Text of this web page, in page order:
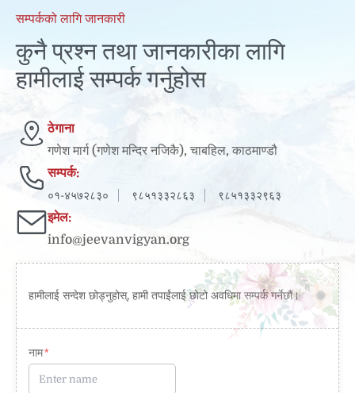
सम्पर्कको लागि जानकारी
कुनै प्रश्न तथा जानकारीका लागि
हामीलाई सम्पर्क गर्नुहोस
ठेगाना
गणेश मार्ग (गणेश मन्दिर नजिकै), चाबहिल, काठमाण्डौ
सम्पर्क:
०१-४५७२८३० ९८५१३३२८६३ ९८५१३३२९६३
इमेल:
info@jeevanvigyan.org
हामीलाई सन्देश छोड्नुहोस्, हामी तपाईंलाई छोटो अवधिमा सम्पर्क गर्नेछौं।
नाम